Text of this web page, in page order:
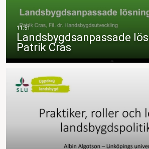
Landsbygdsanpassade
Patrik Cras